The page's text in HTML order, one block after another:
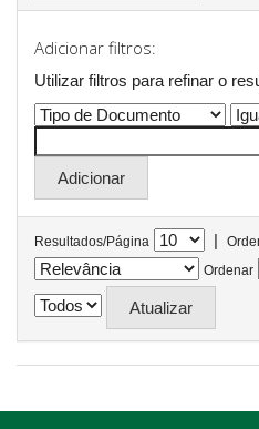
Adicionar filtros:
Utilizar filtros para refinar o
Resultados/Página |
Ordenar